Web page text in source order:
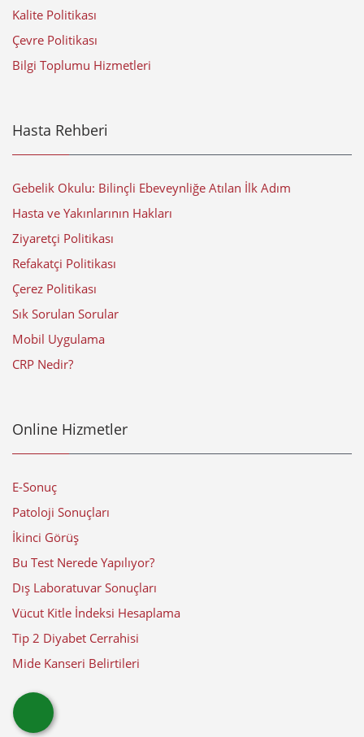
Kalite Politikası
Çevre Politikası
Bilgi Toplumu Hizmetleri
Hasta Rehberi
Gebelik Okulu: Bilinçli Ebeveynliğe Atılan İlk Adım
Hasta ve Yakınlarının Hakları
Ziyaretçi Politikası
Refakatçi Politikası
Çerez Politikası
Sık Sorulan Sorular
Mobil Uygulama
CRP Nedir?
Online Hizmetler
E-Sonuç
Patoloji Sonuçları
İkinci Görüş
Bu Test Nerede Yapılıyor?
Dış Laboratuvar Sonuçları
Vücut Kitle İndeksi Hesaplama
Tip 2 Diyabet Cerrahisi
Mide Kanseri Belirtileri